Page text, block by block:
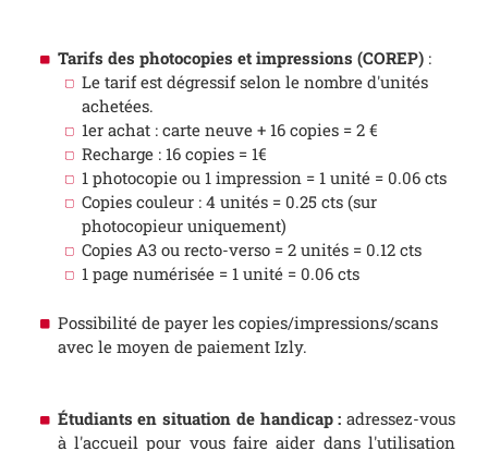
Tarifs des photocopies et impressions (COREP) :
Le tarif est dégressif selon le nombre d'unités
achetées.
1er achat : carte neuve + 16 copies = 2 €
Recharge : 16 copies = 1€
1 photocopie ou 1 impression = 1 unité = 0.06 cts
Copies couleur : 4 unités = 0.25 cts (sur
photocopieur uniquement)
Copies A3 ou recto-verso = 2 unités = 0.12 cts
1 page numérisée = 1 unité = 0.06 cts
Possibilité de payer les copies/impressions/scans
avec le moyen de paiement Izly.
Étudiants en situation de handicap : adressez-vous
à l'accueil pour vous faire aider dans l'utilisation